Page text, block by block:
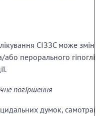
СІЗЗС може
або перорального
погіршення
думок,